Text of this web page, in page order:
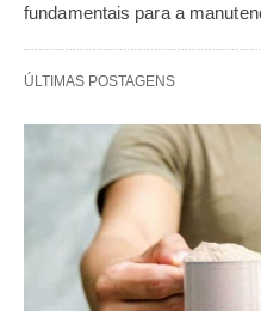
fundamentais para a
ÚLTIMAS POSTAGENS